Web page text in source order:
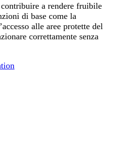
a rendere fruibile
di base come la
alle aree protette del
correttamente senza